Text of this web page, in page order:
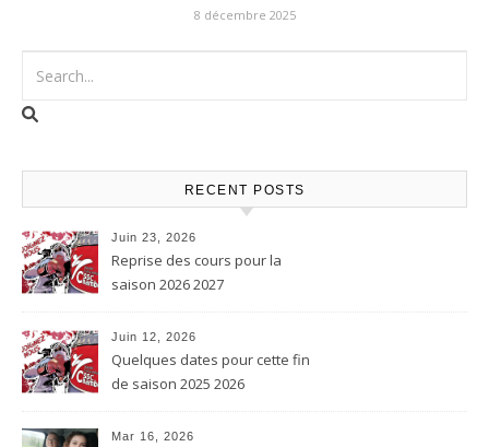
8 décembre 2025
RECENT POSTS
Juin 23, 2026
Reprise des cours pour la
saison 2026 2027
Juin 12, 2026
Quelques dates pour cette fin
de saison 2025 2026
Mar 16, 2026